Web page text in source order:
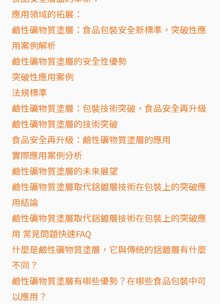
應用領域的拓展：
鹼性礦物質塗層：食品包裝安全新標準，突破性應
用案例解析
鹼性礦物質塗層的安全性優勢
突破性應用案例
法規標準
鹼性礦物質塗層：包裝技術突破，食品安全再升級
鹼性礦物質塗層的技術突破
食品安全再升級：鹼性礦物質塗層的應用
實際應用案例分析
鹼性礦物質塗層的未來展望
鹼性礦物質塗層取代鋁鍍層技術在包裝上的突破應
用結論
鹼性礦物質塗層取代鋁鍍層技術在包裝上的突破應
用 常見問題快速FAQ
什麼是鹼性礦物質塗層，它與傳統的鋁鍍層有什麼
不同？
鹼性礦物質塗層有哪些優勢？在哪些食品包裝中可
以應用？